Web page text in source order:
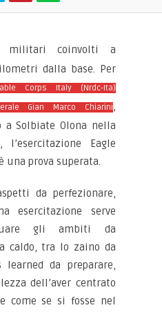
militari coinvolti a
dalla base. Per
Corps Italy (Nrdc-Ita)
Gian Marco Chiarini,
a Solbiate Olona nella
l’esercitazione Eagle
una prova superata.
da perfezionare,
esercitazione serve
gli ambiti da
caldo, tra lo zaino da
da preparare,
dell’aver centrato
come se si fosse nel